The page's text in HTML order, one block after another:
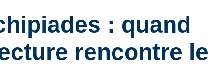
: quand
rencontre le